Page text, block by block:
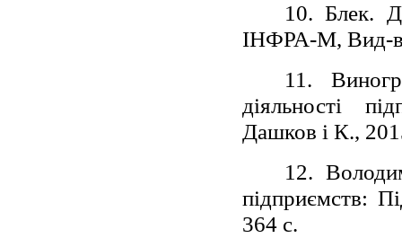
10. Блек.
ІНФРА-М, Вид-
11.
діяльності
Дашков і К.,
12.
підприємств:
364 с.